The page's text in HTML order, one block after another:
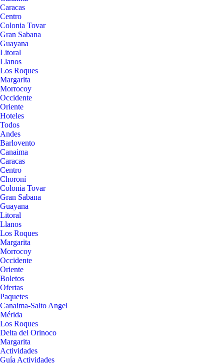
Caracas
Centro
Colonia Tovar
Gran Sabana
Guayana
Litoral
Llanos
Los Roques
Margarita
Morrocoy
Occidente
Oriente
Hoteles
Todos
Andes
Barlovento
Canaima
Caracas
Centro
Choroní
Colonia Tovar
Gran Sabana
Guayana
Litoral
Llanos
Los Roques
Margarita
Morrocoy
Occidente
Oriente
Boletos
Ofertas
Paquetes
Canaima-Salto Angel
Mérida
Los Roques
Delta del Orinoco
Margarita
Actividades
Guía Actividades